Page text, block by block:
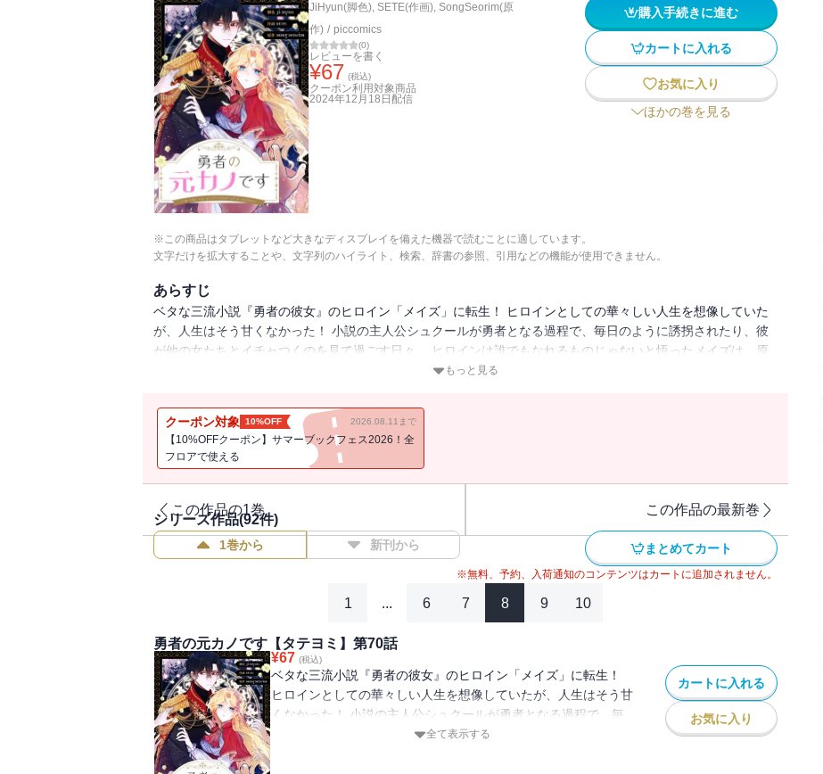
JiHyun(脚色), SETE(作画), SongSeorim(原
作) / piccomics
(0)
レビューを書く
¥67 (税込)
クーポン利用対象商品
2024年12月18日 配信
購入手続きに進む
カートに入れる
お気に入り
ほかの巻を見る
※この商品はタブレットなど大きなディスプレイを備えた機器で読むことに適しています。
文字だけを拡大することや、文字列のハイライト、検索、辞書の参照、引用などの機能が使用できません。
あらすじ
ベタな三流小説『勇者の彼女』のヒロイン「メイズ」に転生！ ヒロインとしての華々しい人生を想像していた
が、人生はそう甘くなかった！ 小説の主人公シュクールが勇者となる過程で、毎日のように誘拐されたり、彼
が他の女たちとイチャつくのを見て過ごす日々。 ヒロインは誰でもなれるものじゃないと悟ったメイズは、原
作を無視してシュクールに別れを告げる！ そしてお見合いを通して超ハイスペック男子イスと出会うが… 果た
もっと見る
クーポン対象 10%OFF 2026.08.11まで
【10%OFFクーポン】サマーブックフェス2026！全
フロアで使える
この作品の1巻 この作品の最新巻
シリーズ作品(92件)
1巻から 新刊から まとめてカート
※無料、予約、入荷通知のコンテンツはカートに追加されません。
1 ... 6 7 8 9 10
勇者の元カノです【タテヨミ】第70話
¥67 (税込)
ベタな三流小説『勇者の彼女』のヒロイン「メイズ」に転生！
ヒロインとしての華々しい人生を想像していたが、人生はそう甘
くなかった！ 小説の主人公シュクールが勇者となる過程で、毎
日のように誘拐されたり、彼が他の女たちとイチャつくのを見て
全て表示する
カートに入れる
お気に入り